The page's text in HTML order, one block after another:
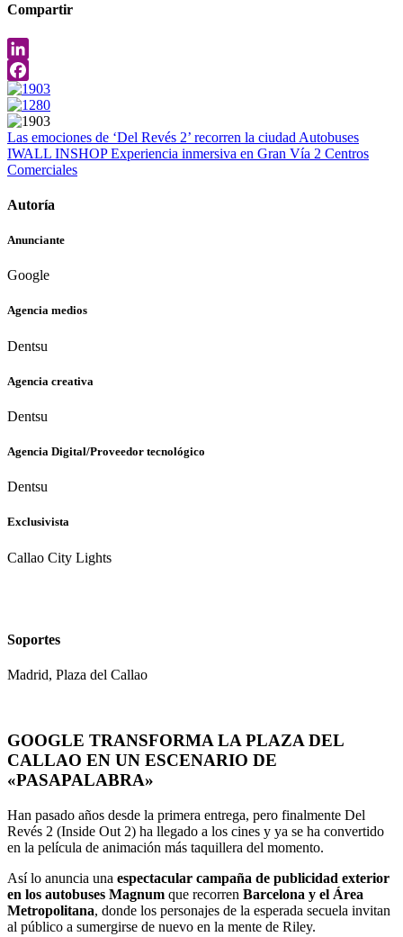
Compartir
LinkedIn
Facebook
Las emociones de ‘Del Revés 2’ recorren la ciudad Autobuses
IWALL INSHOPExperiencia inmersiva en Gran Vía 2 Centros
Comerciales
Autoría
Anunciante
Google
Agencia medios
Dentsu
Agencia creativa
Dentsu
Agencia Digital/Proveedor tecnológico
Dentsu
Exclusivista
Callao City Lights
Soportes
Madrid, Plaza del Callao
GOOGLE TRANSFORMA LA PLAZA DEL
CALLAO EN UN ESCENARIO DE
«PASAPALABRA»
Han pasado años desde la primera entrega, pero finalmente Del
Revés 2 (Inside Out 2) ha llegado a los cines y ya se ha convertido
en la película de animación más taquillera del momento.
Así lo anuncia una espectacular campaña de publicidad exterior
en los autobuses Magnum que recorren Barcelona y el Área
Metropolitana, donde los personajes de la esperada secuela invitan
al público a sumergirse de nuevo en la mente de Riley.